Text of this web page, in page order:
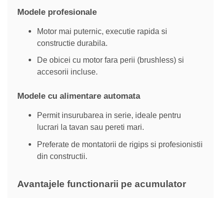
Modele profesionale
Motor mai puternic, executie rapida si
constructie durabila.
De obicei cu motor fara perii (brushless) si
accesorii incluse.
Modele cu alimentare automata
Permit insurubarea in serie, ideale pentru
lucrari la tavan sau pereti mari.
Preferate de montatorii de rigips si profesionistii
din constructii.
Avantajele functionarii pe acumulator